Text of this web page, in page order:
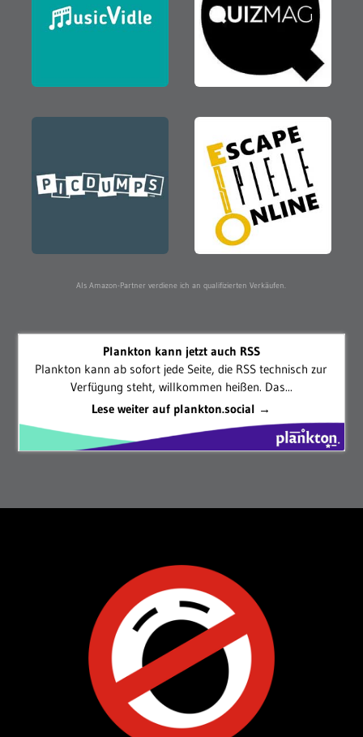
Als Amazon-Partner verdiene ich an qualifizierten Verkäufen.
Plankton kann jetzt auch RSS
Plankton kann ab sofort jede Seite, die RSS technisch zur
Verfügung steht, willkommen heißen. Das...
Lese weiter auf plankton.social →